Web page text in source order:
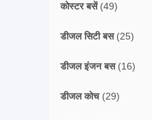
कोस्टर बसें(49)
डीजल सिटी बस(25)
डीजल इंजन बस(16)
डीजल कोच(29)